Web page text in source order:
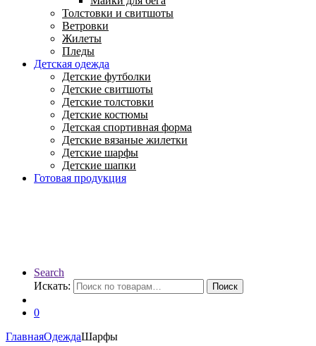
Толстовки и свитшоты
Ветровки
Жилеты
Пледы
Детская одежда
Детские футболки
Детские свитшоты
Детские толстовки
Детские костюмы
Детская спортивная форма
Детские вязаные жилетки
Детские шарфы
Детские шапки
Готовая продукция
Search
Искать:
Поиск
0
ГлавнаяОдеждаШарфы